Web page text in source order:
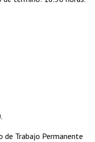
de Trabajo Permanente